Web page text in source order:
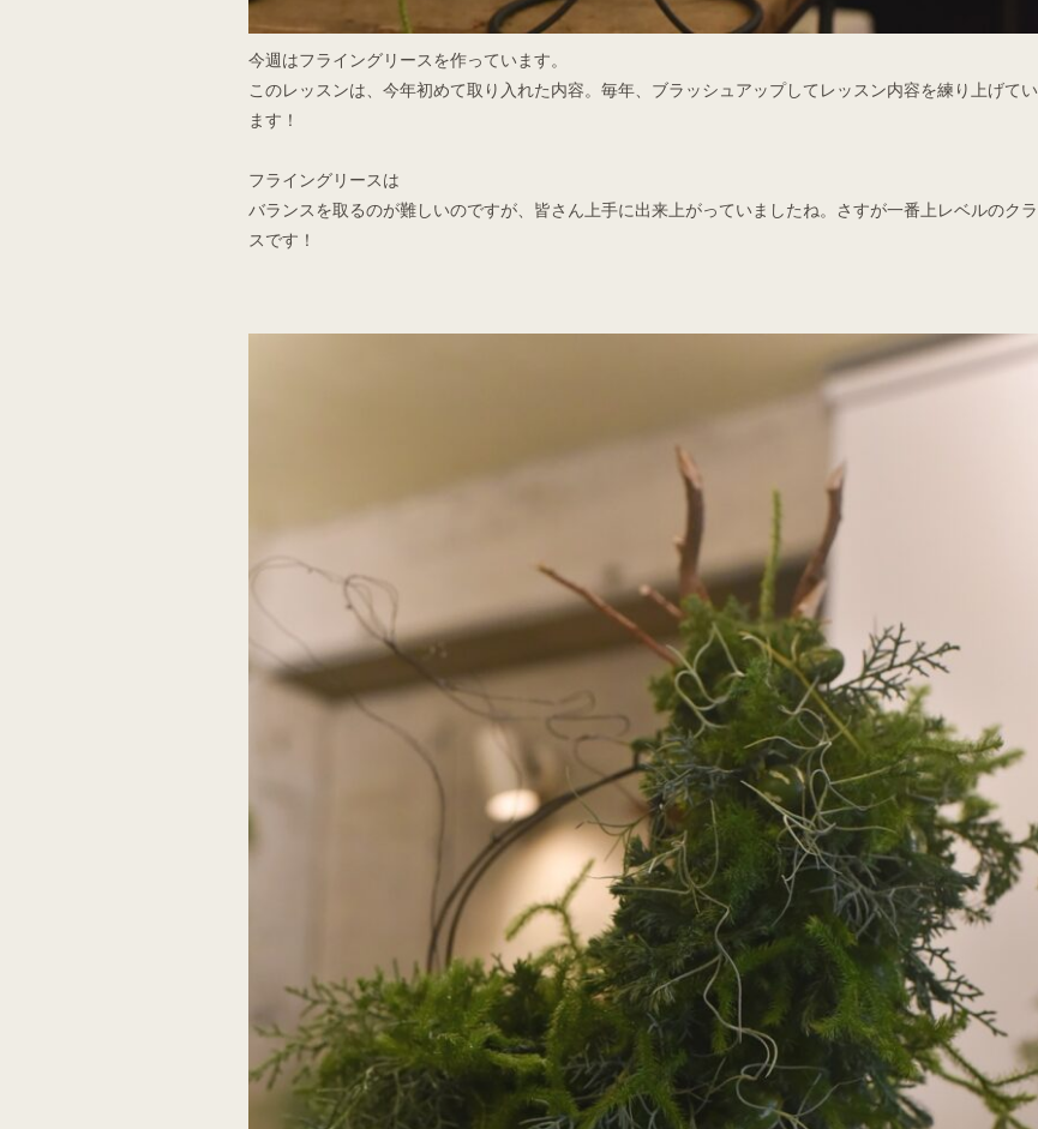
今週はフライングリースを作っています。
このレッスンは、今年初めて取り入れた内容。毎年、ブラッシュアップしてレッスン内容を練り上げてい
ます！
フライングリースは
バランスを取るのが難しいのですが、皆さん上手に出来上がっていましたね。さすが一番上レベルのクラ
スです！